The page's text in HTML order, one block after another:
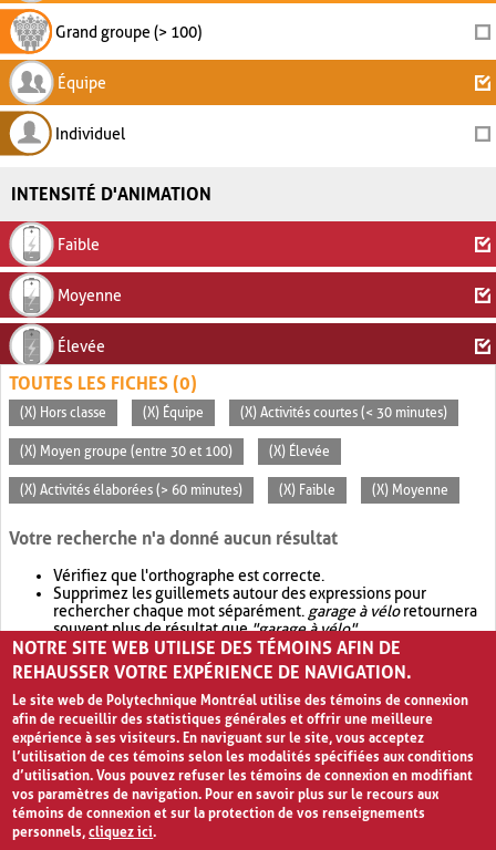
Grand groupe (> 100)
Équipe
Individuel
INTENSITÉ D'ANIMATION
Faible
Moyenne
Élevée
TOUTES LES FICHES (0)
(X) Hors classe (X) Équipe (X) Activités courtes (< 30 minutes)
(X) Moyen groupe (entre 30 et 100) (X) Élevée
(X) Activités élaborées (> 60 minutes) (X) Faible (X) Moyenne
Votre recherche n'a donné aucun résultat
Vérifiez que l'orthographe est correcte.
Supprimez les guillemets autour des expressions pour
rechercher chaque mot séparément. garage à véloretournera
souvent plus de résultat que"garage à vélo".
Envisagez d'élargir votre recherche avec OR.garage OR vélo
retournera souvent plus de résultat quegarage à vélo
NOTRE SITE WEB UTILISE DES TÉMOINS AFIN DE
REHAUSSER VOTRE EXPÉRIENCE DE NAVIGATION.
Le site web de Polytechnique Montréal utilise des témoins de connexion
afin de recueillir des statistiques générales et offrir une meilleure
expérience à ses visiteurs. En naviguant sur le site, vous acceptez
l’utilisation de ces témoins selon les modalités spécifiées aux conditions
d’utilisation. Vous pouvez refuser les témoins de connexion en modifiant
vos paramètres de navigation. Pour en savoir plus sur le recours aux
témoins de connexion et sur la protection de vos renseignements
personnels,cliquez ici.